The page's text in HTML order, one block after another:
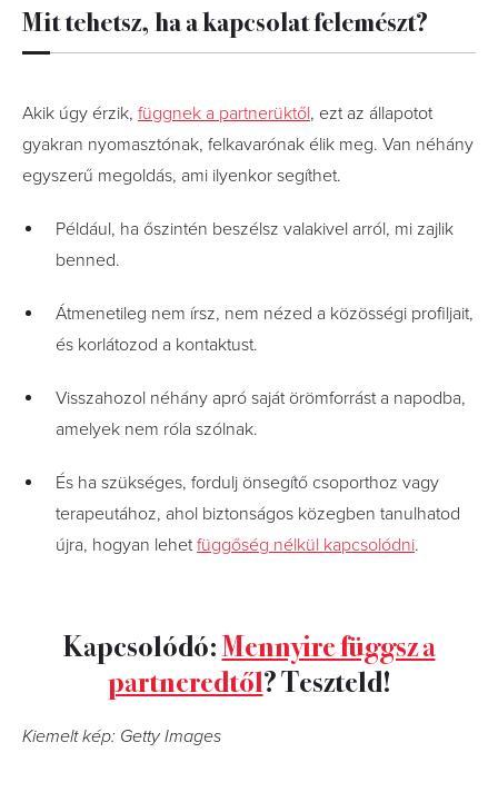
Mit tehetsz, ha a kapcsolat felemészt?
Akik úgy érzik, függnek a partnerüktől, ezt az állapotot
gyakran nyomasztónak, felkavarónak élik meg. Van néhány
egyszerű megoldás, ami ilyenkor segíthet.
Például, ha őszintén beszélsz valakivel arról, mi zajlik
benned.
Átmenetileg nem írsz, nem nézed a közösségi profiljait,
és korlátozod a kontaktust.
Visszahozol néhány apró saját örömforrást a napodba,
amelyek nem róla szólnak.
És ha szükséges, fordulj önsegítő csoporthoz vagy
terapeutához, ahol biztonságos közegben tanulhatod
újra, hogyan lehetfüggőség nélkül kapcsolódni.
Kapcsolódó:Mennyire függsz a
partneredtől? Teszteld!
Kiemelt kép: Getty Images